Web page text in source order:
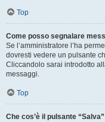
Top
Come posso segnalare
Se l’amministratore l’ha
dovresti vedere un pulsante
Cliccandolo sarai introdotto
messaggi.
Top
Che cos’è il pulsante